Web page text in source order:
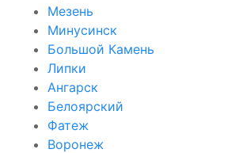
Мезень
Минусинск
Большой Камень
Липки
Ангарск
Белоярский
Фатеж
Воронеж